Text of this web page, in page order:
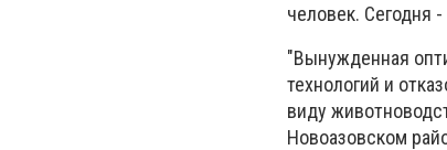
человек. Сегодня
"Вынужденная
технологий и
виду
Новоазовском